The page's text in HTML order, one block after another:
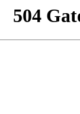
504